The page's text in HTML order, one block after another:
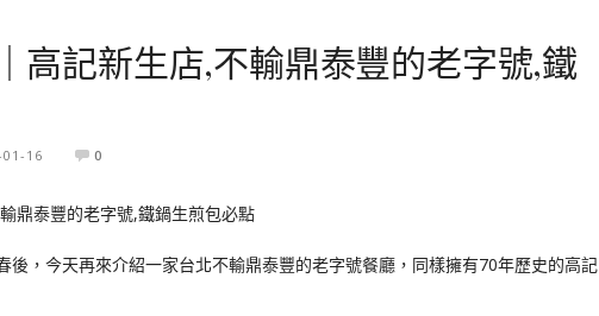
高記新生店,不輸鼎泰豐的老字號,鐵
16 0
後，今天再來介紹一家台北不輸鼎泰豐的老字號餐廳，同樣擁有70年歷史的高記